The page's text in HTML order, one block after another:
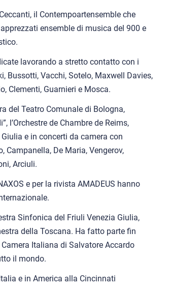
il Contempoartensemble che
ensemble di musica del 900 e
lavorando a stretto contatto con i
Bussotti, Vacchi, Sotelo, Maxwell Davies,
Clementi, Guarnieri e Mosca.
del Teatro Comunale di Bologna,
l’Orchestre de Chambre de Reims,
e in concerti da camera con
Campanella, De Maria, Vengerov,
Arciuli.
e per la rivista AMADEUS hanno
Sinfonica del Friuli Venezia Giulia,
della Toscana. Ha fatto parte fin
Italiana di Salvatore Accardo
il mondo.
e in America alla Cincinnati